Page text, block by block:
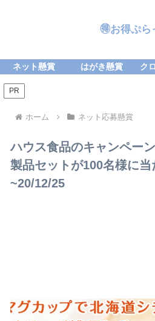
🉐お得ぷら
ネット懸賞 はがき懸賞 ク
PR
ホーム ネット応募懸賞
ハウス食品のキャンペー
製品セットが100名様に当
~20/12/25